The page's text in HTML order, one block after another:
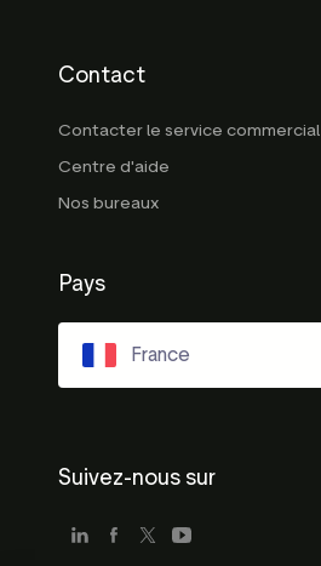
Contact
Contacter le service commercial
Centre d'aide
Nos bureaux
Pays
France
Suivez-nous sur